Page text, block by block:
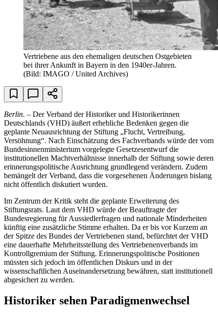
Vertriebene aus den ehemaligen deutschen Ostgebieten
bei ihrer Ankunft in Bayern in den 1940er-Jahren.
(Bild: IMAGO / United Archives)
Berlin. – Der Verband der Historiker und Historikerinnen
Deutschlands (VHD) äußert erhebliche Bedenken gegen die
geplante Neuausrichtung der Stiftung „Flucht, Vertreibung,
Versöhnung“. Nach Einschätzung des Fachverbands würde der vom
Bundesinnenministerium vorgelegte Gesetzesentwurf die
institutionellen Machtverhältnisse innerhalb der Stiftung sowie deren
erinnerungspolitische Ausrichtung grundlegend verändern. Zudem
bemängelt der Verband, dass die vorgesehenen Änderungen bislang
nicht öffentlich diskutiert wurden.
Im Zentrum der Kritik steht die geplante Erweiterung des
Stiftungsrats. Laut dem VHD würde der Beauftragte der
Bundesregierung für Aussiedlerfragen und nationale Minderheiten
künftig eine zusätzliche Stimme erhalten. Da er bis vor Kurzem an
der Spitze des Bundes der Vertriebenen stand, befürchtet der VHD
eine dauerhafte Mehrheitsstellung des Vertriebenenverbands im
Kontrollgremium der Stiftung. Erinnerungspolitische Positionen
müssten sich jedoch im öffentlichen Diskurs und in der
wissenschaftlichen Auseinandersetzung bewähren, statt institutionell
abgesichert zu werden.
Historiker sehen Paradigmenwechsel